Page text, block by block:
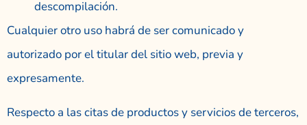
descompilación.
Cualquier otro uso habrá de ser comunicado y
autorizado por el titular del sitio web, previa y
expresamente.
Respecto a las citas de productos y servicios de terceros,